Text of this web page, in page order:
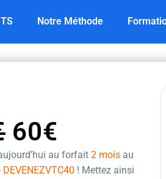
Notre Méthode
60€
au forfait 2 mois au
DEVENEZVTC40 ! Mettez ainsi